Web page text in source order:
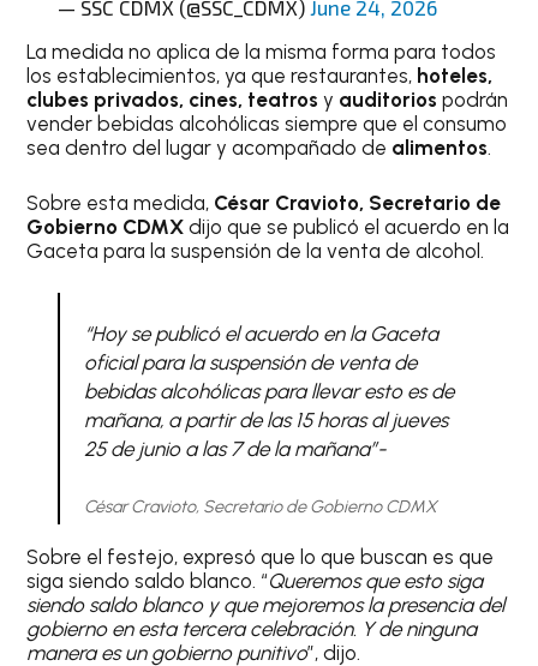
— SSC CDMX (@SSC_CDMX) June 24, 2026
La medida no aplica de la misma forma para todos
los establecimientos, ya que restaurantes, hoteles,
clubes privados, cines, teatrosy auditorios podrán
vender bebidas alcohólicas siempre que el consumo
sea dentro del lugar y acompañado de alimentos.
Sobre esta medida, César Cravioto, Secretario de
Gobierno CDMX dijo que se publicó el acuerdo en la
Gaceta para la suspensión de la venta de alcohol.
“Hoy se publicó el acuerdo en la Gaceta
oficial para la suspensión de venta de
bebidas alcohólicas para llevar esto es de
mañana, a partir de las 15 horas al jueves
25 de junio a las 7 de la mañana”-
César Cravioto, Secretario de Gobierno CDMX
Sobre el festejo, expresó que lo que buscan es que
siga siendo saldo blanco. “Queremos que esto siga
siendo saldo blanco y que mejoremos la presencia del
gobierno en esta tercera celebración. Y de ninguna
manera es un gobierno punitivo”, dijo.